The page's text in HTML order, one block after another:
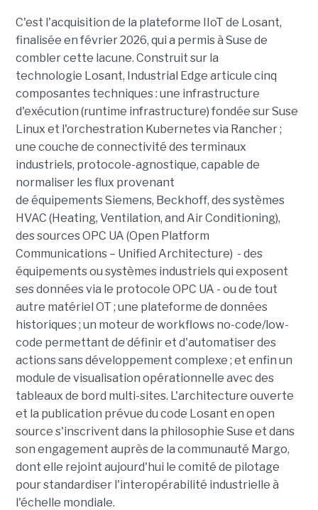
C'est l'acquisition de la plateforme IIoT de Losant,
finalisée en février 2026, qui a permis à Suse de
combler cette lacune. Construit sur la
technologie Losant, Industrial Edge articule cinq
composantes techniques : une infrastructure
d'exécution (runtime infrastructure) fondée sur Suse
Linux et l'orchestration Kubernetes via Rancher ;
une couche de connectivité des terminaux
industriels, protocole-agnostique, capable de
normaliser les flux provenant
de équipements Siemens, Beckhoff, des systèmes
HVAC (Heating, Ventilation, and Air Conditioning),
des sources OPC UA (Open Platform
Communications – Unified Architecture) - des
équipements ou systèmes industriels qui exposent
ses données via le protocole OPC UA - ou de tout
autre matériel OT ; une plateforme de données
historiques ; un moteur de workflows no-code/low-
code permettant de définir et d'automatiser des
actions sans développement complexe ; et enfin un
module de visualisation opérationnelle avec des
tableaux de bord multi-sites. L'architecture ouverte
et la publication prévue du code Losant en open
source s'inscrivent dans la philosophie Suse et dans
son engagement auprès de la communauté Margo,
dont elle rejoint aujourd'hui le comité de pilotage
pour standardiser l'interopérabilité industrielle à
l'échelle mondiale.